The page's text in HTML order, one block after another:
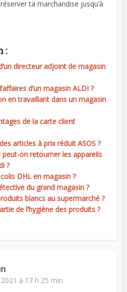
ta marchandise jusqu’à
:
directeur adjoint de magasin
d’un magasin ALDI ?
en travaillant dans un magasin
de la carte client
articles à prix réduit ASOS ?
on retourner les appareils
?
DHL en magasin ?
du grand magasin ?
blancs au supermarché ?
de l’hygiène des produits ?
à 17 h 25 min